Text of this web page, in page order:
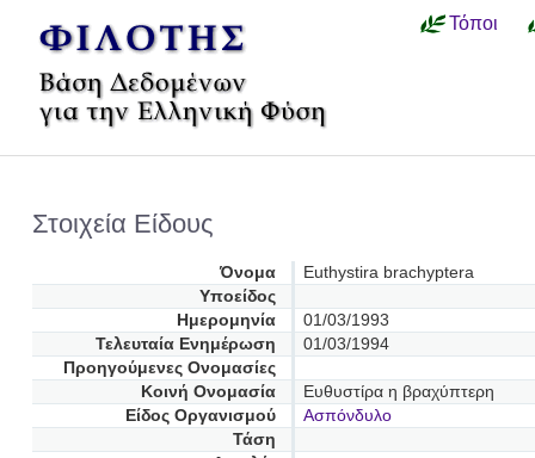
Τόποι
Στοιχεία Είδους
Όνομα
Euthystira brachyptera
Υποείδος
Ημερομηνία
01/03/1993
Τελευταία Ενημέρωση
01/03/1994
Προηγούμενες Oνομασίες
Κοινή Ονομασία
Ευθυστίρα η βραχύπτερη
Είδος Οργανισμού
Ασπόνδυλο
Τάση